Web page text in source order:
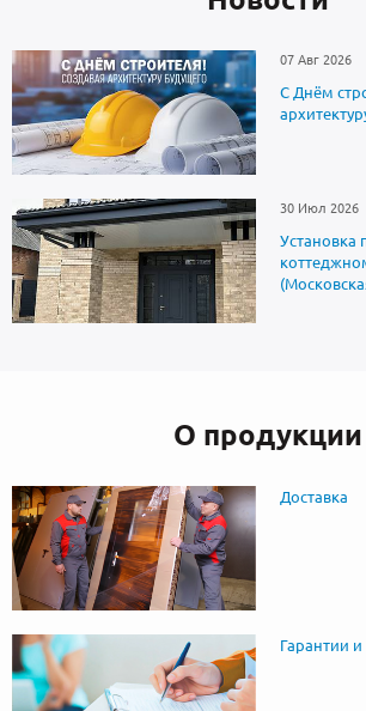
07 Авг 2026
С Днём
30 Июл 2026
Установка
О продукции
Доставка
Гарантии и